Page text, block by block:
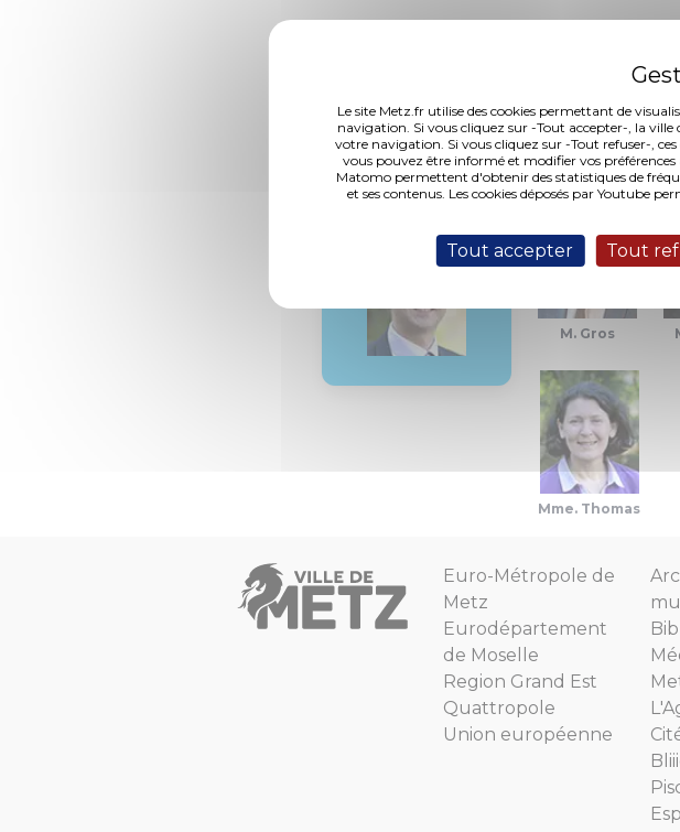
Le site Metz.fr utilise des cookies permettant de
navigation. Si vous cliquez sur -Tout accepter-, la ville
votre navigation. Si vous cliquez sur -Tout refuser-,
vous pouvez être informé et modifier vos
Matomo permettent d'obtenir des statistiques de
et ses contenus. Les cookies déposés par Youtube
Tout accepter Tout
DCM N°19-10-31-7 (217,40 ko, publié
Rapporteur :
M. Koenig
M. Gros
Mme. Thomas
Euro-Métropole de
Metz
Eurodépartement
de Moselle
Region Grand Est
Quattropole
Union européenne